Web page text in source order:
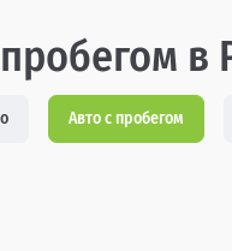
в
Авто с пробегом